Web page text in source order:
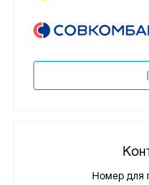
Номер для